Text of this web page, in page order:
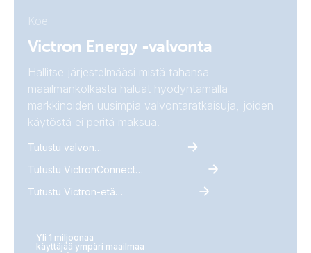
Koe
Victron Energy -valvonta
Hallitse järjestelmääsi mistä tahansa
maailmankolkasta haluat hyödyntämällä
markkinoiden uusimpia valvontaratkaisuja, joiden
käytöstä ei peritä maksua.
Tutustu valvontaan
Tutustu VictronConnect-sovellukseen
Tutustu Victron-etähallintaan
Yli 1 miljoonaa
käyttäjää ympäri maailmaa